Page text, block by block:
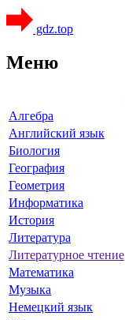
gdz.top
Меню
Алгебра
Английский язык
Биология
География
Геометрия
Информатика
История
Литература
Литературное чтение
Математика
Музыка
Немецкий язык